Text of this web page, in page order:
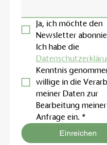
Ja, ich möchte den
Newsletter
Kenntnis
willige in die
meiner Daten zur
Bearbeitung meiner
Anfrage ein. *
Einreichen